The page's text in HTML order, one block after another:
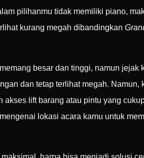
pilihanmu tidak memiliki piano,
kurang megah dibandingkan
besar dan tinggi, namun jejak
dan tetap terlihat megah. Namun,
lift barang atau pintu yang
lokasi acara kamu untuk